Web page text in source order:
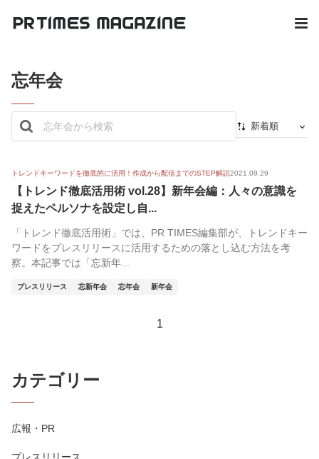
忘年会
新着順
最初から
人気順
トレンドキーワードを徹底的に活用！作成から配信までのSTEP解説2021.09.29
【トレンド徹底活用術 vol.28】新年会編：人々の意識を
捉えたペルソナを設定し自...
「トレンド徹底活用術」では、PR TIMES編集部が、トレンドキー
ワードをプレスリリースに活用するための落とし込む方法を考
察。本記事では「忘新年...
プレスリリース 忘新年会 忘年会 新年会
1
カテゴリー
広報・PR